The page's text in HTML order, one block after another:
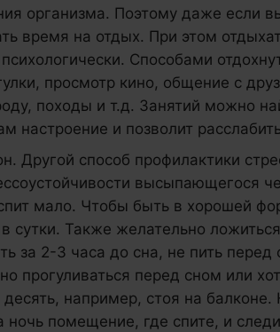
организма. Поэтому даже если
время на отдых. При этом
Способами
просмотр кино, общение с
походы и т.д. Занятий можно
настроение и позволит
Другой способ профилактики
высыпающегося
мало. Чтобы быть в хорошей
сутки. Также желательно
за 2-3 часа до сна, не пить перед
прогуливаться перед сном или
например, стоя на балконе.
ночь помещение, где спите, и